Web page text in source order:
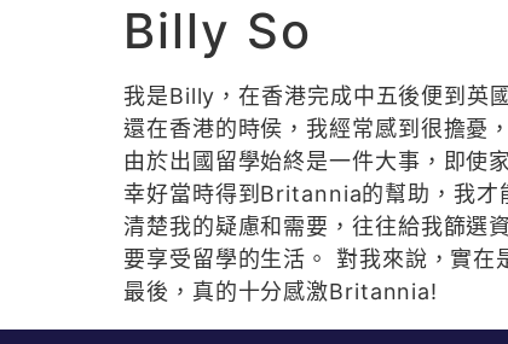
Billy So
我是Billy，在香港完成中五後便到英
還在香港的時侯，我經常感到很擔憂
由於出國留學始終是一件大事，即使
幸好當時得到Britannia的幫助，我才
清楚我的疑慮和需要，往往給我篩選
要享受留學的生活。 對我來說，實在
最後，真的十分感激Britannia!